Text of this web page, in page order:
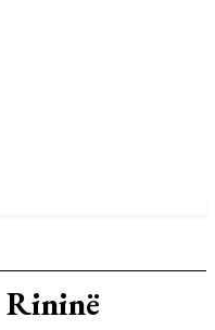
Rininë